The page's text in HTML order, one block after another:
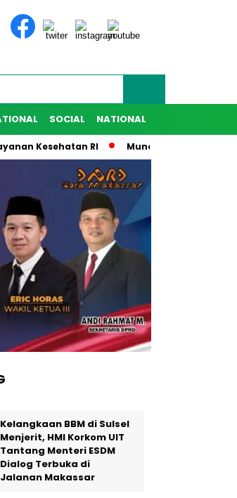
SOCIAL NATIONAL
Kesehatan RI Munafri Harap IKA
Kelangkaan BBM di Sulsel
Menjerit, HMI Korkom UIT
Tantang Menteri ESDM
Dialog Terbuka di
Jalanan Makassar